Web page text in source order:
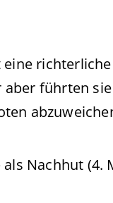
führten
Nachhut (4.